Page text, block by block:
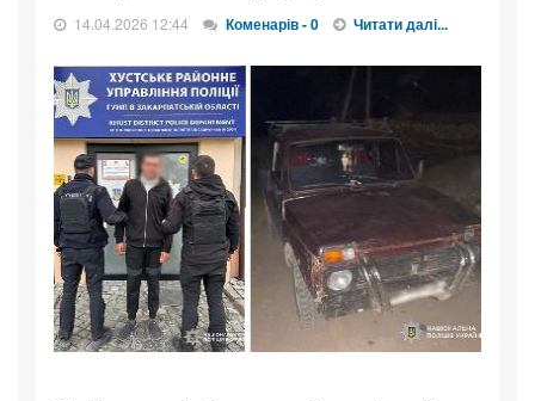
14.04.2026 12:44 Коменарів - 0 Читати далі...